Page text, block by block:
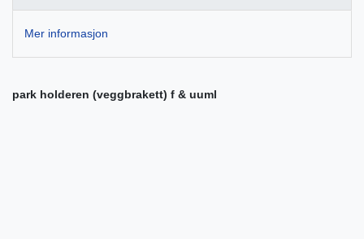
Mer informasjon
park holderen (veggbrakett) f & uuml